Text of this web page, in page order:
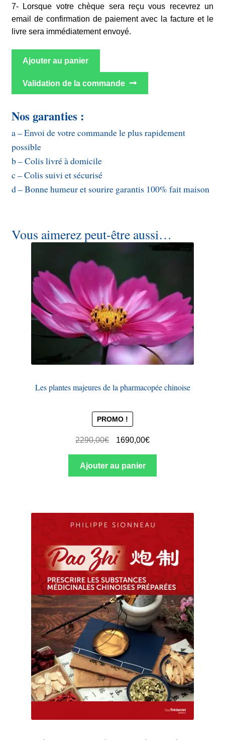
7- Lorsque votre chèque sera reçu vous recevrez un
email de confirmation de paiement avec la facture et le
livre sera immédiatement envoyé.
Ajouter au panier
Validation de la commande
Nos garanties :
a – Envoi de votre commande le plus rapidement
possible
b – Colis livré à domicile
c – Colis suivi et sécurisé
d – Bonne humeur et sourire garantis 100% fait maison
Vous aimerez peut-être aussi…
Les plantes majeures de la pharmacopée chinoise
PROMO !
2290,00€ 1690,00€
Ajouter au panier